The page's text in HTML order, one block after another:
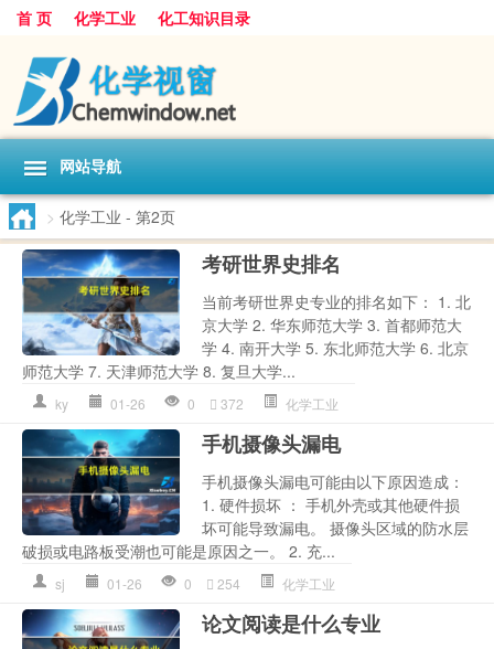
首 页 化学工业 化工知识目录
网站导航
> 化学工业 - 第2页
考研世界史排名
当前考研世界史专业的排名如下： 1. 北
京大学 2. 华东师范大学 3. 首都师范大
学 4. 南开大学 5. 东北师范大学 6. 北京
师范大学 7. 天津师范大学 8. 复旦大学...
ky 01-26 0 372 化学工业
手机摄像头漏电
手机摄像头漏电可能由以下原因造成：
1. 硬件损坏 ： 手机外壳或其他硬件损
坏可能导致漏电。 摄像头区域的防水层
破损或电路板受潮也可能是原因之一。 2. 充...
sj 01-26 0 254 化学工业
论文阅读是什么专业